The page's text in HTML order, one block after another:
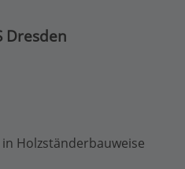
Dresden
Holzständerbauweise